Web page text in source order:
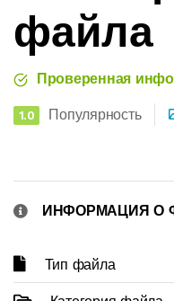
файла
Проверенная
1.0 Популярность
ИНФОРМАЦИЯ О
Тип файла